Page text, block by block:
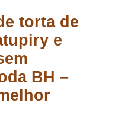
torta de
e
BH –